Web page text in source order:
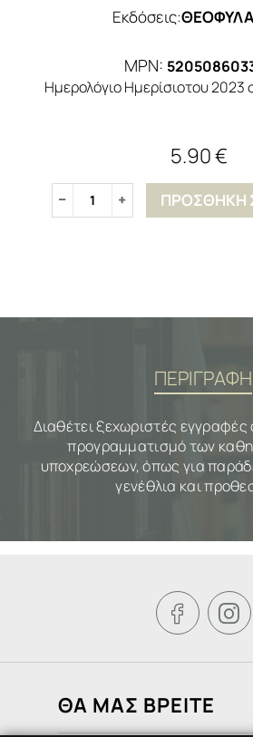
Εκδόσεις:
MPN:
Ημερολόγιο Ημερίσιοτου 2023
5.90 €
1 ΠΡΟΣΘΗΚΗ
ΠΕΡΙΓΡΑΦΗ
Διαθέτει ξεχωριστές εγγραφές
προγραμματισμό των
υποχρεώσεων, όπως για
γενέθλια και
 
ΘΑ ΜΑΣ ΒΡΕΙΤΕ